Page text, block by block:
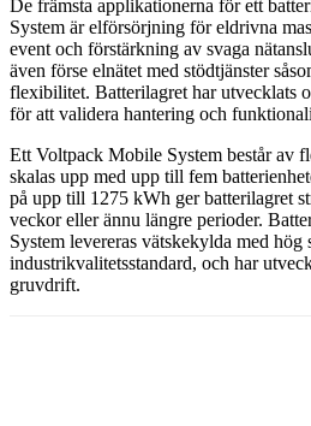
De främsta applikationerna för ett
System är elförsörjning för eldrivna
event och förstärkning av svaga
även förse elnätet med stödtjänster
flexibilitet. Batterilagret har utvecklats
för att validera hantering och
Ett Voltpack Mobile System består av
skalas upp med upp till fem
på upp till 1275 kWh ger batterilagret
veckor eller ännu längre perioder.
System levereras vätskekylda med hög
industrikvalitetsstandard, och har
gruvdrift.